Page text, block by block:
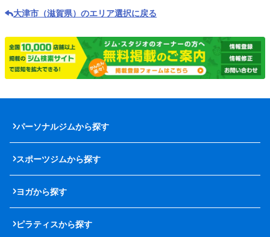
大津市（滋賀県）のエリア選択に戻る
パーソナルジムから探す
スポーツジムから探す
ヨガから探す
ピラティスから探す